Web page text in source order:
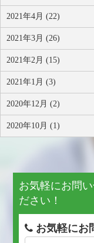
2021年4月 (22)
2021年3月 (26)
2021年2月 (15)
2021年1月 (3)
2020年12月 (2)
2020年10月 (1)
お気軽にお問
ださい！
お気軽にお